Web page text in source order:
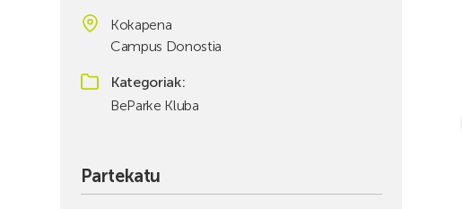
Kokapena
Campus Donostia
Kategoriak
BeParke Kluba
Partekatu